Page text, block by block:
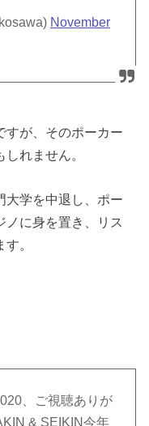
November
すが、そのポーカー
れません。
大学を中退し、ポー
ノに身を置き、リス
。
、ご視聴ありが
& SEIKIN今年